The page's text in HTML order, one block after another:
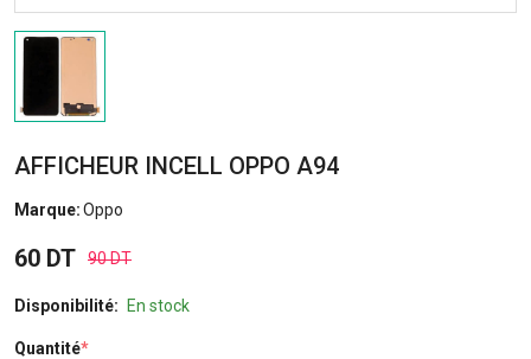
AFFICHEUR INCELL OPPO A94
Marque:Oppo
60 DT 90 DT
Disponibilité: En stock
Quantité*